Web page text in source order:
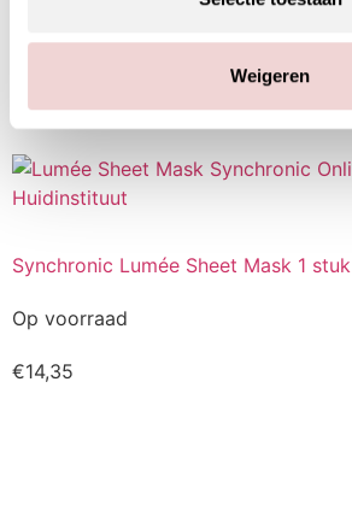
Weigeren
Synchronic Lumée Sheet Mask 1 stuk
Op voorraad
€14,35